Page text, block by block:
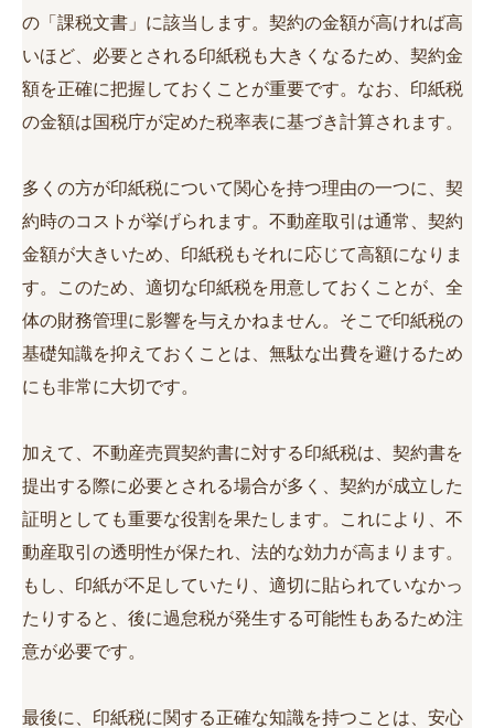
の「課税文書」に該当します。契約の金額が高ければ高
いほど、必要とされる印紙税も大きくなるため、契約金
額を正確に把握しておくことが重要です。なお、印紙税
の金額は国税庁が定めた税率表に基づき計算されます。
多くの方が印紙税について関心を持つ理由の一つに、契
約時のコストが挙げられます。不動産取引は通常、契約
金額が大きいため、印紙税もそれに応じて高額になりま
す。このため、適切な印紙税を用意しておくことが、全
体の財務管理に影響を与えかねません。そこで印紙税の
基礎知識を抑えておくことは、無駄な出費を避けるため
にも非常に大切です。
加えて、不動産売買契約書に対する印紙税は、契約書を
提出する際に必要とされる場合が多く、契約が成立した
証明としても重要な役割を果たします。これにより、不
動産取引の透明性が保たれ、法的な効力が高まります。
もし、印紙が不足していたり、適切に貼られていなかっ
たりすると、後に過怠税が発生する可能性もあるため注
意が必要です。
最後に、印紙税に関する正確な知識を持つことは、安心